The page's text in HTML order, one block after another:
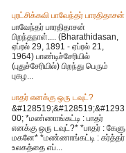
புரட்சிக்கவி பாவேந்தர் பாரதிதாசன்
பாவேந்தர் பாரதிதாசன்
பிறந்தநாள்.... (Bharathidasan,
ஏப்ரல் 29, 1891 - ஏப்ரல் 21,
1964) பாண்டிச்சேரியில்
(புதுச்சேரியில்) பிறந்து பெரும்
புகழ...
பாதர் எனக்கு ஒரு டவுட்?
&#128519;&#128519;&#1293
00; *மண்ணாங்கட்டி : பாதர்
எனக்கு ஒரு டவுட்?* *பாதர் : கேளு
மகனே* *மண்ணாங்கட்டி : கர்த்தர்
உலகத்தை எப்...